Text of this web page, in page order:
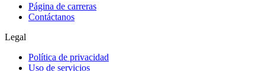
Página de carreras
Contáctanos
Legal
Política de privacidad
Uso de servicios